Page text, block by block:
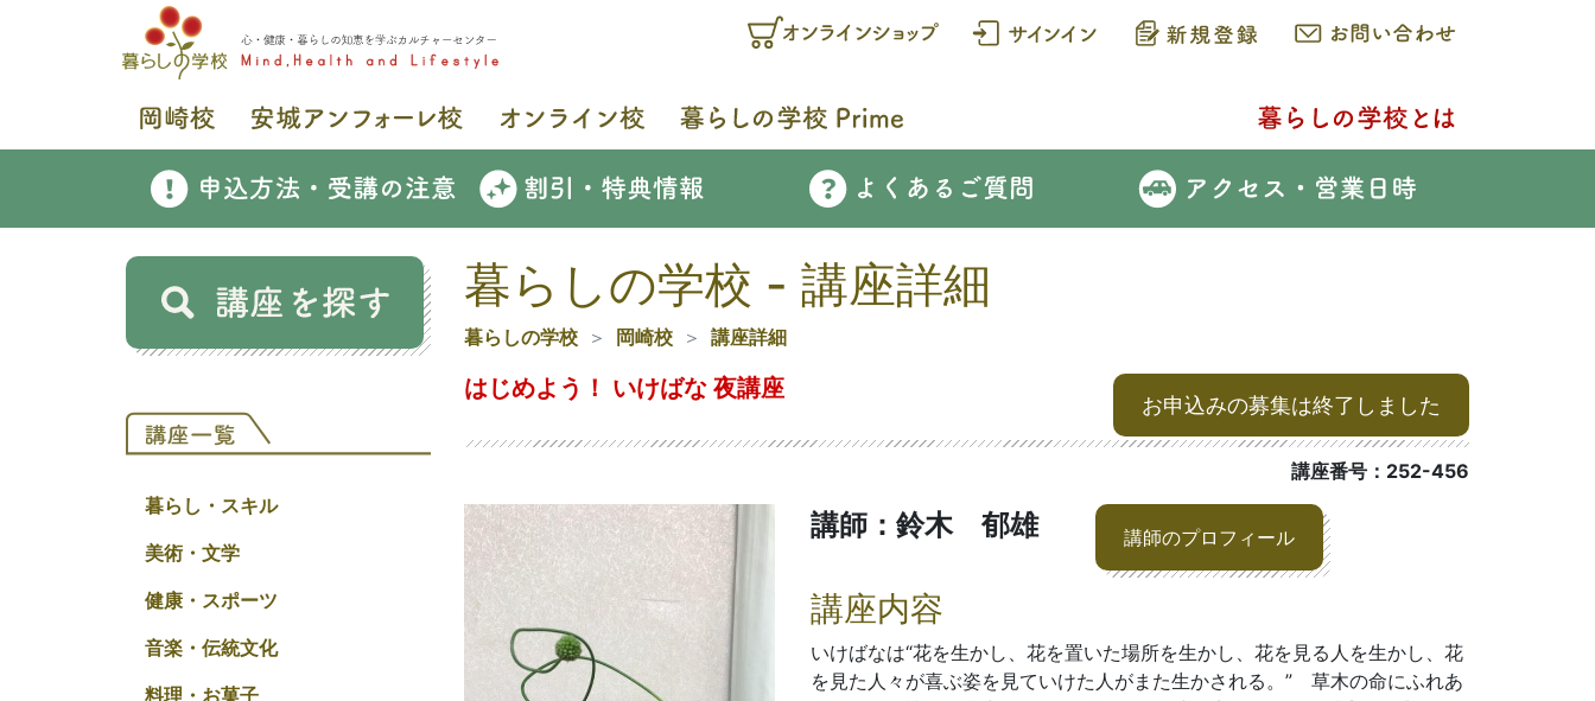
暮らし・スキル
美術・文学
健康・スポーツ
音楽・伝統文化
料理・お菓子
暮らしの学校 - 講座詳細
暮らしの学校 岡崎校 講座詳細
はじめよう！ いけばな 夜講座
お申込みの募集は終了しました
講座番号：252-456
講師：鈴木 郁雄 講師のプロフィール
講座内容
いけばなは“花を生かし、花を置いた場所を生かし、花を見る人を生かし、花
を見た人々が喜ぶ姿を見ていけた人がまた生かされる。” 草木の命にふれあ